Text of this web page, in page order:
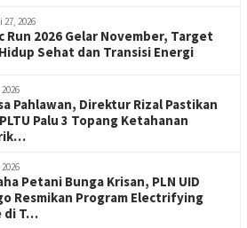
27, 2026
Run 2026 Gelar November, Target
Sehat dan Transisi Energi
Pahlawan, Direktur Rizal Pastikan
Palu 3 Topang Ketahanan
Petani Bunga Krisan, PLN UID
Resmikan Program Electrifying
di T…